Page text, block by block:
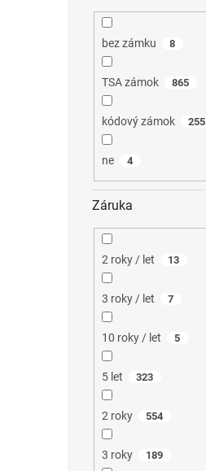
bez zámku 8
TSA zámok 865
kódový zámok 255
ne 4
Záruka
2 roky / let 13
3 roky / let 7
10 roky / let 5
5 let 323
2 roky 554
3 roky 189